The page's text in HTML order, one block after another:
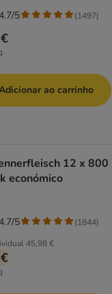
5 (1497)
ao carrinho
12 x 800
económico
45,98 €
5 (1844)